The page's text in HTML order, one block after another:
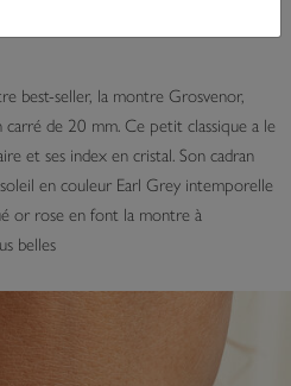
best-seller, la montre Grosvenor,
carré de 20 mm. Ce petit classique a le
et ses index en cristal. Son cadran
en couleur Earl Grey intemporelle
or rose en font la montre à
belles